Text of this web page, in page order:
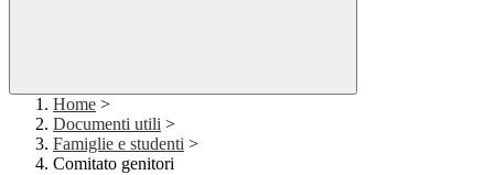
Home >
Documenti utili >
Famiglie e studenti >
Comitato genitori